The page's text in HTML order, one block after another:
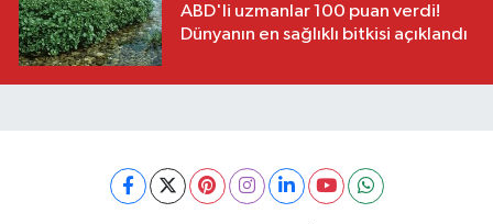
ABD'li uzmanlar 100 puan verdi!
Dünyanın en sağlıklı bitkisi açıklandı